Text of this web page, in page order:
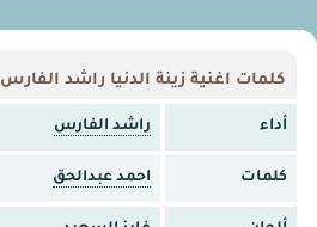
كلمات اغنية زينة الدنيا راشد الفارس
أداء راشد الفارس
كلمات احمد عبدالحق